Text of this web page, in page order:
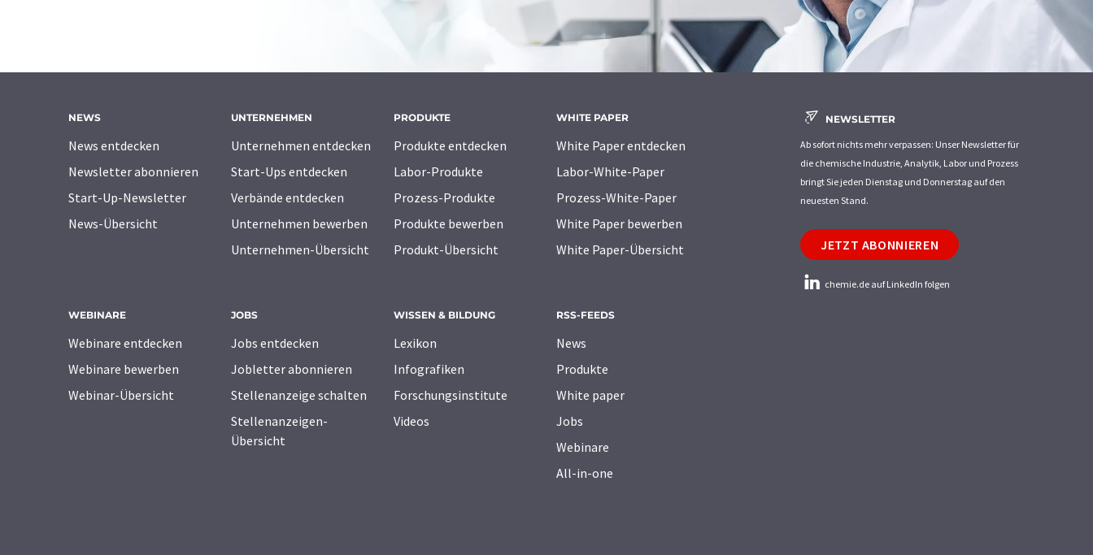
NEWS
News entdecken
Newsletter abonnieren
Start-Up-Newsletter
News-Übersicht
UNTERNEHMEN
Unternehmen entdecken
Start-Ups entdecken
Verbände entdecken
Unternehmen bewerben
Unternehmen-Übersicht
PRODUKTE
Produkte entdecken
Labor-Produkte
Prozess-Produkte
Produkte bewerben
Produkt-Übersicht
WHITE PAPER
White Paper entdecken
Labor-White-Paper
Prozess-White-Paper
White Paper bewerben
White Paper-Übersicht
WEBINARE
Webinare entdecken
Webinare bewerben
Webinar-Übersicht
JOBS
Jobs entdecken
Jobletter abonnieren
Stellenanzeige schalten
Stellenanzeigen-
Übersicht
WISSEN & BILDUNG
Lexikon
Infografiken
Forschungsinstitute
Videos
RSS-FEEDS
News
Produkte
White paper
Jobs
Webinare
All-in-one
NEWSLETTER
Ab sofort nichts mehr verpassen: Unser Newsletter für
die chemische Industrie, Analytik, Labor und Prozess
bringt Sie jeden Dienstag und Donnerstag auf den
neuesten Stand.
JETZT ABONNIEREN
chemie.de auf LinkedIn folgen